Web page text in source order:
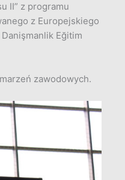
II” z programu
z Europejskiego
Eğitim
zawodowych.